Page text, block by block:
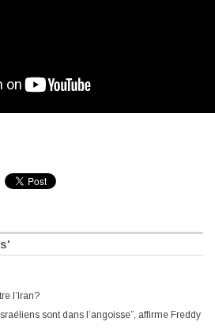
l’Iran?
sont dans l’angoisse”, affirme Freddy